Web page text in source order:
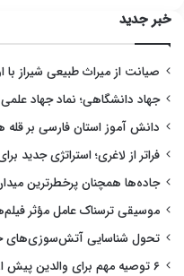
خبر جدید
صیانت از میراث طبیعی شیراز
جهاد دانشگاهی؛ نماد جهاد
دانش آموز استان فارسی بر
فراتر از لاغری؛ استراتژی جدید
جاده‌ها همچنان پرخطرترین
موسیقی ترسناک عامل مؤثر
تحول شناسایی آتش‌سوزی‌های
۶ توصیه مهم برای والدین پیش از بازگشایی مدارس